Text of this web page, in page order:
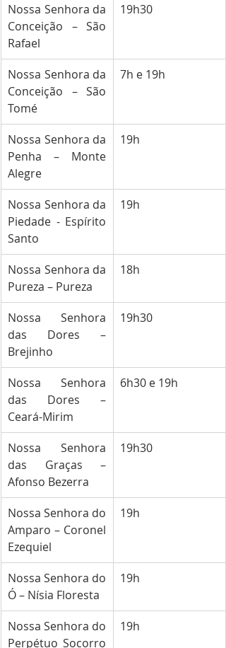
Nossa Senhora da
Conceição – São
Rafael
19h30
Nossa Senhora da
Conceição – São
Tomé
7h e 19h
Nossa Senhora da
Penha – Monte
Alegre
19h
Nossa Senhora da
Piedade - Espírito
Santo
19h
Nossa Senhora da
Pureza – Pureza
18h
Nossa Senhora
das Dores –
Brejinho
19h30
Nossa Senhora
das Dores –
Ceará-Mirim
6h30 e 19h
Nossa Senhora
das Graças –
Afonso Bezerra
19h30
Nossa Senhora do
Amparo – Coronel
Ezequiel
19h
Nossa Senhora do
Ó – Nísia Floresta
19h
Nossa Senhora do
Perpétuo Socorro
19h